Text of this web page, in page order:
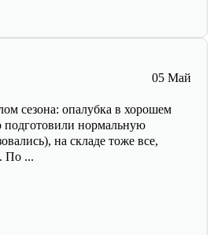
05 Май
сезона: опалубка в хорошем
подготовили нормальную
на складе тоже все,
По ...